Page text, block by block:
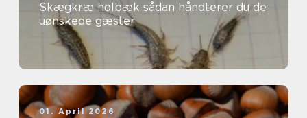
Skægkræ holbæk sådan håndterer du de
uønskede gæster
01. April 2026